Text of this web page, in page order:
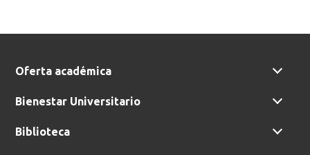
Oferta académica
Bienestar Universitario
Biblioteca